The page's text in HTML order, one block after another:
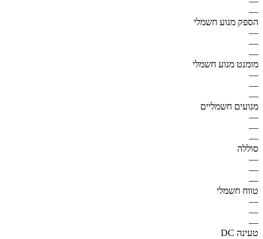
—
הספק מנוע חשמלי
—
—
—
מומנט מנוע חשמלי
—
—
—
מנועים חשמליים
—
—
—
סוללה
—
—
—
טווח חשמלי
—
—
—
טעינה DC